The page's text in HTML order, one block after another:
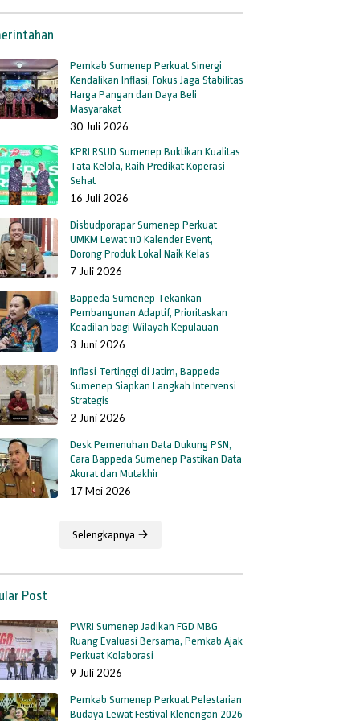
Pemkab Sumenep Perkuat Sinergi
Kendalikan Inflasi, Fokus Jaga Stabilitas
Harga Pangan dan Daya Beli
Masyarakat
30 Juli 2026
KPRI RSUD Sumenep Buktikan Kualitas
Tata Kelola, Raih Predikat Koperasi
Sehat
16 Juli 2026
Disbudporapar Sumenep Perkuat
UMKM Lewat 110 Kalender Event,
Dorong Produk Lokal Naik Kelas
7 Juli 2026
Bappeda Sumenep Tekankan
Pembangunan Adaptif, Prioritaskan
Keadilan bagi Wilayah Kepulauan
3 Juni 2026
Inflasi Tertinggi di Jatim, Bappeda
Sumenep Siapkan Langkah Intervensi
Strategis
2 Juni 2026
Desk Pemenuhan Data Dukung PSN,
Cara Bappeda Sumenep Pastikan Data
Akurat dan Mutakhir
17 Mei 2026
Selengkapnya
Post
PWRI Sumenep Jadikan FGD MBG
Ruang Evaluasi Bersama, Pemkab Ajak
Perkuat Kolaborasi
9 Juli 2026
Pemkab Sumenep Perkuat Pelestarian
Budaya Lewat Festival Klenengan 2026